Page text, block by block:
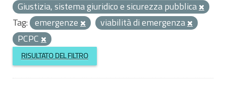
Giustizia, sistema giuridico e sicurezza pubblica
Tag: emergenze
viabilità di emergenza
PCPC
RISULTATO DEL FILTRO